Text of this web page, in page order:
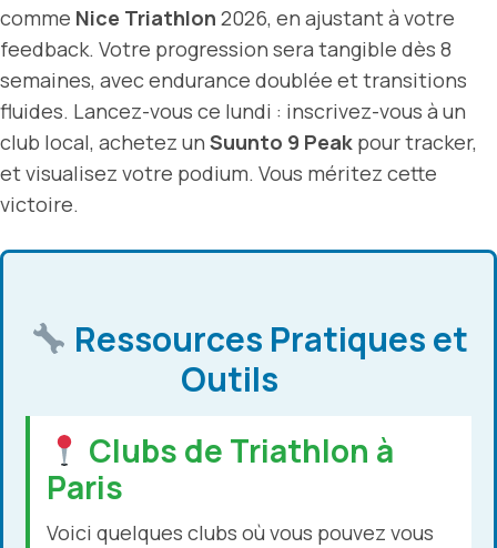
comme Nice Triathlon 2026, en ajustant à votre
feedback. Votre progression sera tangible dès 8
semaines, avec endurance doublée et transitions
fluides. Lancez-vous ce lundi : inscrivez-vous à un
club local, achetez un Suunto 9 Peak pour tracker,
et visualisez votre podium. Vous méritez cette
victoire.
Ressources Pratiques et
Outils
Clubs de Triathlon à
Paris
Voici quelques clubs où vous pouvez vous